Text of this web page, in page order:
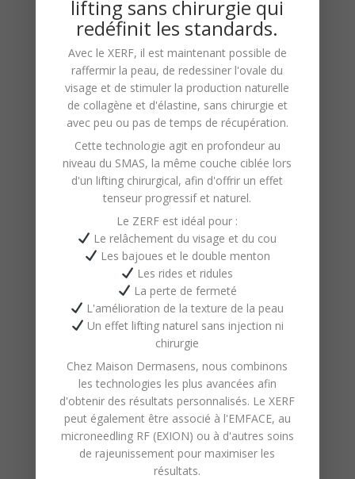
Inégalée :Notre équipe,
composée de spécialistes
hautement qualifiés, apporte une
expérience riche et diversifiée dans
le domaine de l’épilation.
Utilisation de Techniques
Avancées :Notre institut utilise des
méthodes modernes et efficaces,
adaptées à différents types de
peau et de poil.
Résultats Exceptionnels et
Durables :Nous ne nous
contentons pas de réaliser des
épilations ; nous nous engageons à
fournir des résultats durables et de
haute qualité.
Engagement envers la
Satisfaction et le Bien-être de
nos Clients : Votre satisfaction est
notre priorité absolue. Nous nous
lifting sans chirurgie qui
redéfinit les standards.
Avec le XERF, il est maintenant possible de
raffermir la peau, de redessiner l'ovale du
visage et de stimuler la production naturelle
de collagène et d'élastine, sans chirurgie et
avec peu ou pas de temps de récupération.
Cette technologie agit en profondeur au
niveau du SMAS, la même couche ciblée lors
d'un lifting chirurgical, afin d'offrir un effet
tenseur progressif et naturel.
Le ZERF est idéal pour :
Le relâchement du visage et du cou
Les bajoues et le double menton
Les rides et ridules
La perte de fermeté
L'amélioration de la texture de la peau
Un effet lifting naturel sans injection ni
chirurgie
Chez Maison Dermasens, nous combinons
les technologies les plus avancées afin
d'obtenir des résultats personnalisés. Le XERF
peut également être associé à l'EMFACE, au
microneedling RF (EXION) ou à d'autres soins
de rajeunissement pour maximiser les
résultats.